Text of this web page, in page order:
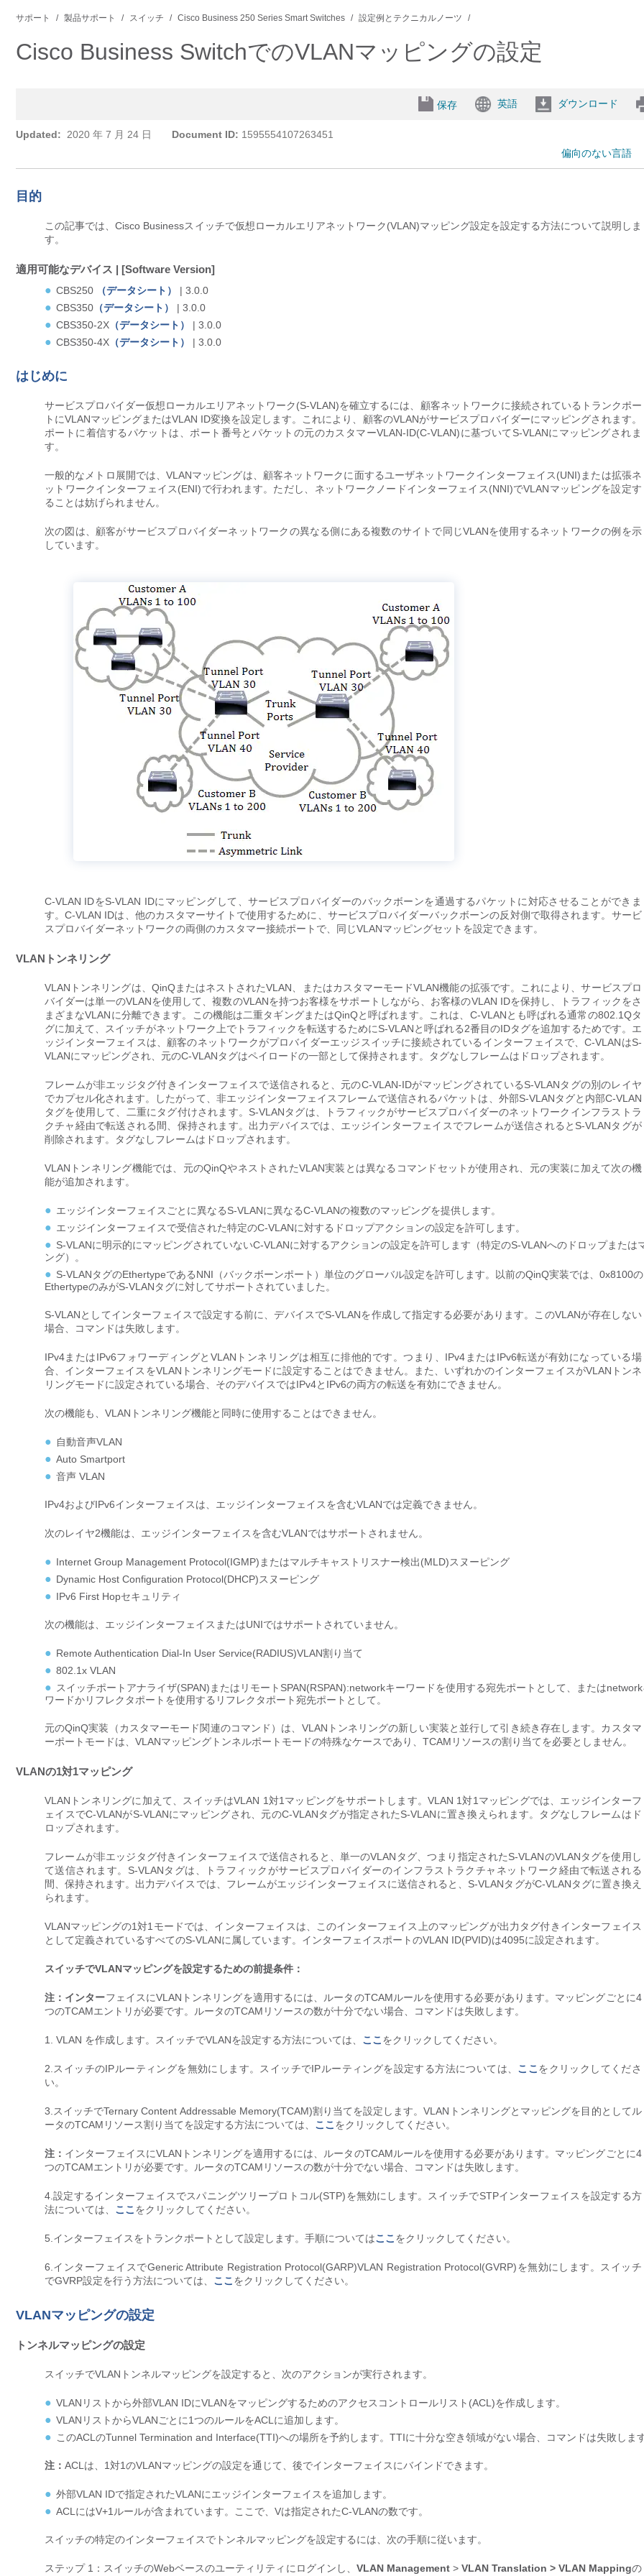
サポート 製品サポート スイッチ Cisco Business 250 Series Smart Switches 設定例とテクニカルノーツ
Cisco Business SwitchでのVLANマッピングの設定
保存 英語 ダウンロード
Updated: 2020 年 7 月 24 日 Document ID: 1595554107263451
偏向のない言語
目的
この記事では、Cisco Businessスイッチで仮想ローカルエリアネットワーク(VLAN)マッピング設定を設定する方法について説明しま
す。
適用可能なデバイス | [Software Version]
CBS250 （データシート）
| 3.0.0
CBS350 （データシート）
| 3.0.0
CBS350-2X （データシート）
| 3.0.0
CBS350-4X （データシート） | 3.0.0
はじめに
サービスプロバイダー仮想ローカルエリアネットワーク(S-VLAN)を確立するには、顧客ネットワークに接続されているトランクポー
トにVLANマッピングまたはVLAN ID変換を設定します。これにより、顧客のVLANがサービスプロバイダーにマッピングされます。
ポートに着信するパケットは、ポート番号とパケットの元のカスタマーVLAN-ID(C-VLAN)に基づいてS-VLANにマッピングされま
す。
一般的なメトロ展開では、VLANマッピングは、顧客ネットワークに面するユーザネットワークインターフェイス(UNI)または拡張ネ
ットワークインターフェイス(ENI)で行われます。ただし、ネットワークノードインターフェイス(NNI)でVLANマッピングを設定す
ることは妨げられません。
次の図は、顧客がサービスプロバイダーネットワークの異なる側にある複数のサイトで同じVLANを使用するネットワークの例を示
しています。
C-VLAN IDをS-VLAN IDにマッピングして、サービスプロバイダーのバックボーンを通過するパケットに対応させることができま
す。C-VLAN IDは、他のカスタマーサイトで使用するために、サービスプロバイダーバックボーンの反対側で取得されます。サービ
スプロバイダーネットワークの両側のカスタマー接続ポートで、同じVLANマッピングセットを設定できます。
VLANトンネリング
VLANトンネリングは、QinQまたはネストされたVLAN、またはカスタマーモードVLAN機能の拡張です。これにより、サービスプロ
バイダーは単一のVLANを使用して、複数のVLANを持つお客様をサポートしながら、お客様のVLAN IDを保持し、トラフィックをさ
まざまなVLANに分離できます。この機能は二重タギングまたはQinQと呼ばれます。これは、C-VLANとも呼ばれる通常の802.1Qタ
グに加えて、スイッチがネットワーク上でトラフィックを転送するためにS-VLANと呼ばれる2番目のIDタグを追加するためです。エ
ッジインターフェイスは、顧客のネットワークがプロバイダーエッジスイッチに接続されているインターフェイスで、C-VLANはS-
VLANにマッピングされ、元のC-VLANタグはペイロードの一部として保持されます。タグなしフレームはドロップされます。
フレームが非エッジタグ付きインターフェイスで送信されると、元のC-VLAN-IDがマッピングされているS-VLANタグの別のレイヤ
でカプセル化されます。したがって、非エッジインターフェイスフレームで送信されるパケットは、外部S-VLANタグと内部C-VLAN
タグを使用して、二重にタグ付けされます。S-VLANタグは、トラフィックがサービスプロバイダーのネットワークインフラストラ
クチャ経由で転送される間、保持されます。出力デバイスでは、エッジインターフェイスでフレームが送信されるとS-VLANタグが
削除されます。タグなしフレームはドロップされます。
VLANトンネリング機能では、元のQinQやネストされたVLAN実装とは異なるコマンドセットが使用され、元の実装に加えて次の機
能が追加されます。
エッジインターフェイスごとに異なるS-VLANに異なるC-VLANの複数のマッピングを提供します。
エッジインターフェイスで受信された特定のC-VLANに対するドロップアクションの設定を許可します。
S-VLANに明示的にマッピングされていないC-VLANに対するアクションの設定を許可します（特定のS-VLANへのドロップまたは
ング）。
S-VLANタグのEthertypeであるNNI（バックボーンポート）単位のグローバル設定を許可します。以前のQinQ実装では、0x8100の
EthertypeのみがS-VLANタグに対してサポートされていました。
S-VLANとしてインターフェイスで設定する前に、デバイスでS-VLANを作成して指定する必要があります。このVLANが存在しない
場合、コマンドは失敗します。
IPv4またはIPv6フォワーディングとVLANトンネリングは相互に排他的です。つまり、IPv4またはIPv6転送が有効になっている場
合、インターフェイスをVLANトンネリングモードに設定することはできません。また、いずれかのインターフェイスがVLANトンネ
リングモードに設定されている場合、そのデバイスではIPv4とIPv6の両方の転送を有効にできません。
次の機能も、VLANトンネリング機能と同時に使用することはできません。
自動音声VLAN
Auto Smartport
音声 VLAN
IPv4およびIPv6インターフェイスは、エッジインターフェイスを含むVLANでは定義できません。
次のレイヤ2機能は、エッジインターフェイスを含むVLANではサポートされません。
Internet Group Management Protocol(IGMP)またはマルチキャストリスナー検出(MLD)スヌーピング
Dynamic Host Configuration Protocol(DHCP)スヌーピング
IPv6 First Hopセキュリティ
次の機能は、エッジインターフェイスまたはUNIではサポートされていません。
Remote Authentication Dial-In User Service(RADIUS)VLAN割り当て
802.1x VLAN
スイッチポートアナライザ(SPAN)またはリモートSPAN(RSPAN):networkキーワードを使用する宛先ポートとして、または
ワードかリフレクタポートを使用するリフレクタポート宛先ポートとして。
元のQinQ実装（カスタマーモード関連のコマンド）は、VLANトンネリングの新しい実装と並行して引き続き存在します。カスタマ
ーポートモードは、VLANマッピングトンネルポートモードの特殊なケースであり、TCAMリソースの割り当てを必要としません。
VLANの1対1マッピング
VLANトンネリングに加えて、スイッチはVLAN 1対1マッピングをサポートします。VLAN 1対1マッピングでは、エッジインターフ
ェイスでC-VLANがS-VLANにマッピングされ、元のC-VLANタグが指定されたS-VLANに置き換えられます。タグなしフレームはド
ロップされます。
フレームが非エッジタグ付きインターフェイスで送信されると、単一のVLANタグ、つまり指定されたS-VLANのVLANタグを使用し
て送信されます。S-VLANタグは、トラフィックがサービスプロバイダーのインフラストラクチャネットワーク経由で転送される
間、保持されます。出力デバイスでは、フレームがエッジインターフェイスに送信されると、S-VLANタグがC-VLANタグに置き換え
られます。
VLANマッピングの1対1モードでは、インターフェイスは、このインターフェイス上のマッピングが出力タグ付きインターフェイス
として定義されているすべてのS-VLANに属しています。インターフェイスポートのVLAN ID(PVID)は4095に設定されます。
スイッチでVLANマッピングを設定するための前提条件：
注：インターフェイスにVLANトンネリングを適用するには、ルータのTCAMルールを使用する必要があります。マッピングごとに4
つのTCAMエントリが必要です。ルータのTCAMリソースの数が十分でない場合、コマンドは失敗します。
1. VLAN を作成します。スイッチでVLANを設定する方法については、 ここ をクリックしてください。
2.スイッチのIPルーティングを無効にします。スイッチでIPルーティングを設定する方法については、 ここ をクリックしてくださ
い。
3.スイッチでTernary Content Addressable Memory(TCAM)割り当てを設定します。VLANトンネリングとマッピングを目的としてル
ータのTCAMリソース割り当てを設定する方法については、 ここ をクリックしてください。
注： インターフェイスにVLANトンネリングを適用するには、ルータのTCAMルールを使用する必要があります。マッピングごとに4
つのTCAMエントリが必要です。ルータのTCAMリソースの数が十分でない場合、コマンドは失敗します。
4.設定するインターフェイスでスパニングツリープロトコル(STP)を無効にします。スイッチでSTPインターフェイスを設定する方
法については、 ここ をクリックしてください。
5.インターフェイスをトランクポートとして設定します。手順についてはここ をクリックしてください。
6.インターフェイスでGeneric Attribute Registration Protocol(GARP)VLAN Registration Protocol(GVRP)を無効にします。スイッチ
でGVRP設定を行う方法については、 ここ をクリックしてください。
VLANマッピングの設定
トンネルマッピングの設定
スイッチでVLANトンネルマッピングを設定すると、次のアクションが実行されます。
VLANリストから外部VLAN IDにVLANをマッピングするためのアクセスコントロールリスト(ACL)を作成します。
VLANリストからVLANごとに1つのルールをACLに追加します。
このACLのTunnel Termination and Interface(TTI)への場所を予約します。TTIに十分な空き領域がない場合、コマンドは失敗しま
注： ACLは、1対1のVLANマッピングの設定を通じて、後でインターフェイスにバインドできます。
外部VLAN IDで指定されたVLANにエッジインターフェイスを追加します。
ACLにはV+1ルールが含まれています。ここで、Vは指定されたC-VLANの数です。
スイッチの特定のインターフェイスでトンネルマッピングを設定するには、次の手順に従います。
ステップ 1：スイッチのWebベースのユーティリティにログインし、 VLAN Management> VLAN Translation > VLAN Mappingの